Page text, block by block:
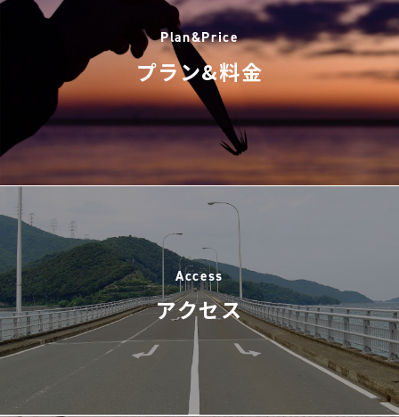
Plan&Price
プラン&料金
Access
アクセス